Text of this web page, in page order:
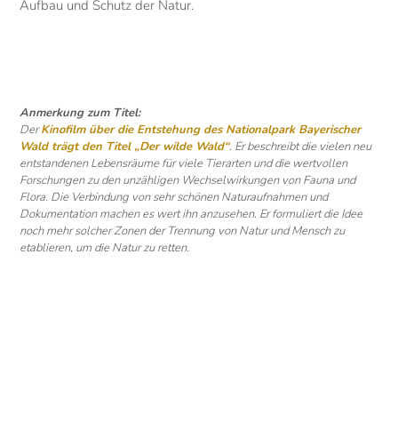
Aufbau und Schutz der Natur.
Anmerkung zum Titel:
DerKinofilm über die Entstehung des Nationalpark Bayerischer
Wald trägt den Titel „Der wilde Wald“. Er beschreibt die vielen neu
entstandenen Lebensräume für viele Tierarten und die wertvollen
Forschungen zu den unzähligen Wechselwirkungen von Fauna und
Flora. Die Verbindung von sehr schönen Naturaufnahmen und
Dokumentation machen es wert ihn anzusehen. Er formuliert die Idee
noch mehr solcher Zonen der Trennung von Natur und Mensch zu
etablieren, um die Natur zu retten.